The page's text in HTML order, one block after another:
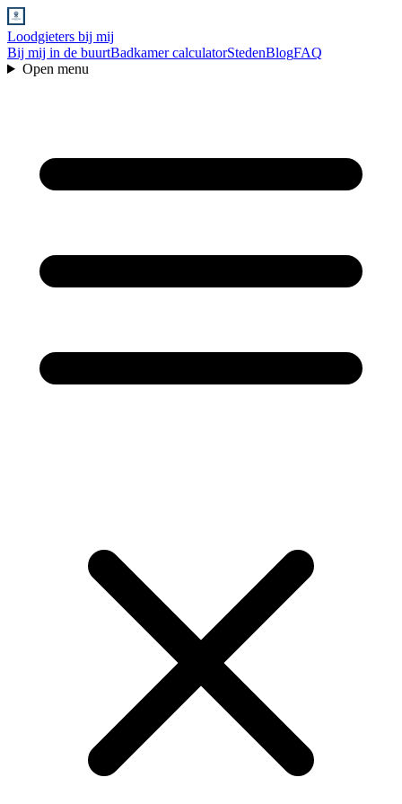
Loodgieters bij mij
Bij mij in de buurtBadkamer calculatorStedenBlogFAQ
Open menu